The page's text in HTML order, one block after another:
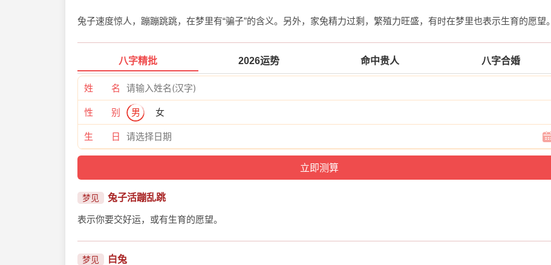
兔子速度惊人，蹦蹦跳跳，在梦里有“骗子”的含义。另外，家兔精力过剩，繁殖力旺盛，有时在梦里也表示生育的愿望。
八字精批 2026运势 命中贵人 八字合婚
姓 名
性 别 男 女
生 日
梦见 兔子活蹦乱跳
表示你要交好运，或有生育的愿望。
梦见 白兔